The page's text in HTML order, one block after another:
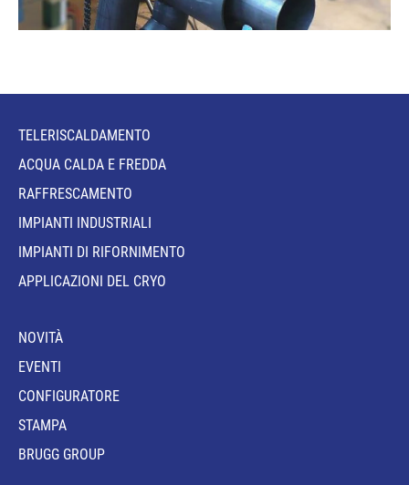
TELERISCALDAMENTO
ACQUA CALDA E FREDDA
RAFFRESCAMENTO
IMPIANTI INDUSTRIALI
IMPIANTI DI RIFORNIMENTO
APPLICAZIONI DEL CRYO
NOVITÀ
EVENTI
CONFIGURATORE
STAMPA
BRUGG GROUP